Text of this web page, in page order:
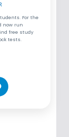
For the
now run
free study
tests.